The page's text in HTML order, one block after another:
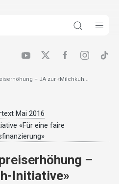
– JA zur «Milchkuh...
Mai 2016
«Für eine faire
–
Initiative»